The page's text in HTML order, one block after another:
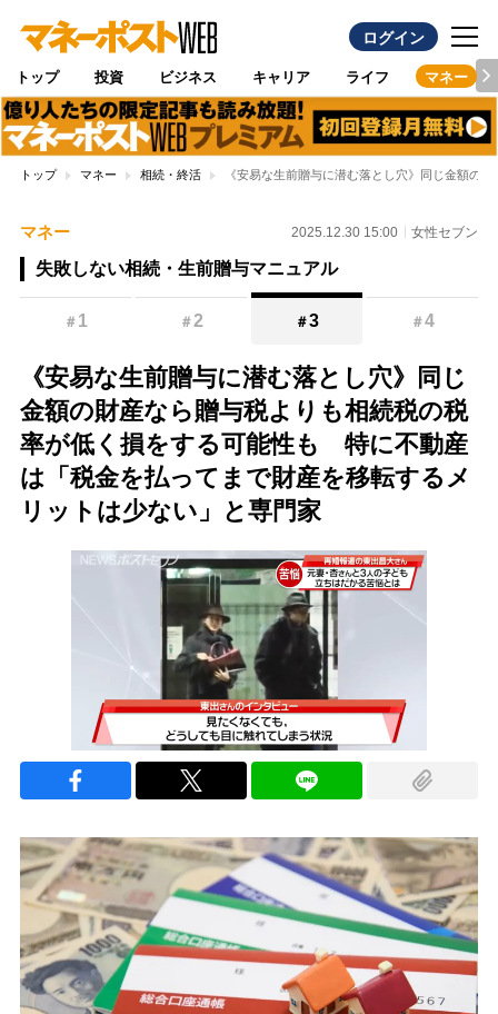
ログイン
トップ 投資 ビジネス キャリア ライフ マネー
トップ マネー 相続・終活 《安易な生前贈与に潜む落とし穴》同じ金額の
マネー 2025.12.30 15:00 女性セブン
失敗しない相続・生前贈与マニュアル
＃ 1 ＃2 ＃3 ＃4
《安易な生前贈与に潜む落とし穴》同じ
金額の財産なら贈与税よりも相続税の税
率が低く損をする可能性も 特に不動産
は「税金を払ってまで財産を移転するメ
リットは少ない」と専門家